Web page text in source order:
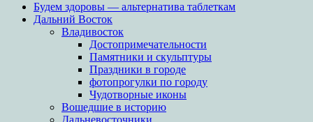
Будем здоровы — альтернатива таблеткам
Дальний Восток
Владивосток
Достопримечательности
Памятники и скульптуры
Праздники в городе
фотопрогулки по городу
Чудотворные иконы
Вошедшие в историю